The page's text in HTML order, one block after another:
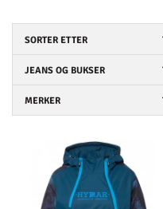
SORTER ETTER
JEANS OG BUKSER
MERKER